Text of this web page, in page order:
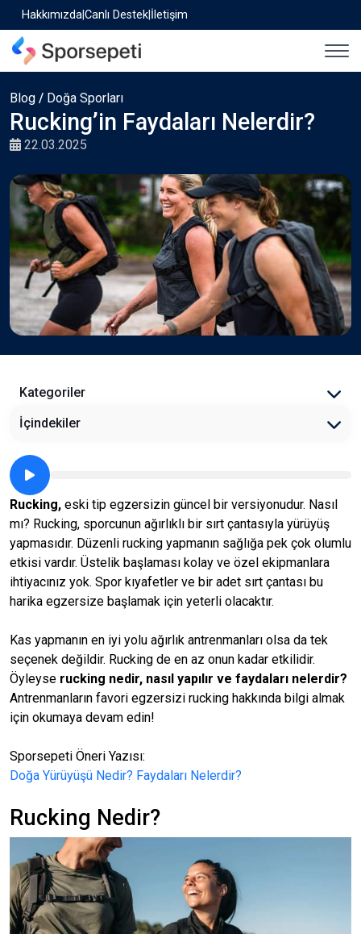
HakkımızdaCanlı Destek İletişim
Blog / Doğa Sporları
Rucking’in Faydaları Nelerdir?
22.03.2025
İçindekiler
Kategoriler
Rucking, eski tip egzersizin güncel bir versiyonudur. Nasıl
mı? Rucking, sporcunun ağırlıklı bir sırt çantasıyla yürüyüş
yapmasıdır. Düzenli rucking yapmanın sağlığa pek çok olumlu
etkisi vardır. Üstelik başlaması kolay ve özel ekipmanlara
ihtiyacınız yok. Spor kıyafetler ve bir adet sırt çantası bu
harika egzersize başlamak için yeterli olacaktır.
Kas yapmanın en iyi yolu ağırlık antrenmanları olsa da tek
seçenek değildir. Rucking de en az onun kadar etkilidir.
Öyleyse rucking nedir, nasıl yapılır ve faydaları nelerdir?
Antrenmanların favori egzersizi rucking hakkında bilgi almak
için okumaya devam edin!
Sporsepeti Öneri Yazısı:
Doğa Yürüyüşü Nedir? Faydaları Nelerdir?
Rucking Nedir?